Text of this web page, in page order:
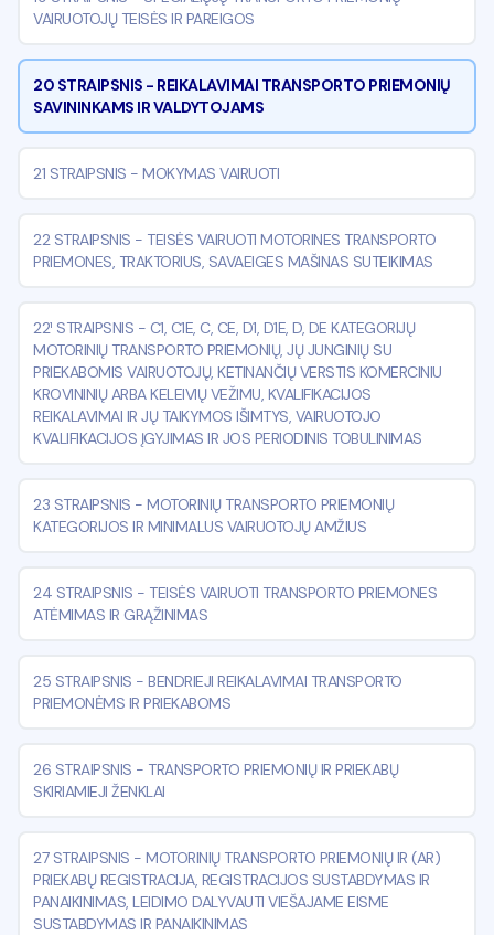
VAIRUOTOJŲ TEISĖS IR PAREIGOS
20 STRAIPSNIS - REIKALAVIMAI TRANSPORTO PRIEMONIŲ
SAVININKAMS IR VALDYTOJAMS
21 STRAIPSNIS - MOKYMAS VAIRUOTI
22 STRAIPSNIS - TEISĖS VAIRUOTI MOTORINES TRANSPORTO
PRIEMONES, TRAKTORIUS, SAVAEIGES MAŠINAS SUTEIKIMAS
22¹ STRAIPSNIS - C1, C1E, C, CE, D1, D1E, D, DE KATEGORIJŲ
MOTORINIŲ TRANSPORTO PRIEMONIŲ, JŲ JUNGINIŲ SU
PRIEKABOMIS VAIRUOTOJŲ, KETINANČIŲ VERSTIS KOMERCINIU
KROVININIŲ ARBA KELEIVIŲ VEŽIMU, KVALIFIKACIJOS
REIKALAVIMAI IR JŲ TAIKYMOS IŠIMTYS, VAIRUOTOJO
KVALIFIKACIJOS ĮGYJIMAS IR JOS PERIODINIS TOBULINIMAS
23 STRAIPSNIS - MOTORINIŲ TRANSPORTO PRIEMONIŲ
KATEGORIJOS IR MINIMALUS VAIRUOTOJŲ AMŽIUS
24 STRAIPSNIS - TEISĖS VAIRUOTI TRANSPORTO PRIEMONES
ATĖMIMAS IR GRĄŽINIMAS
25 STRAIPSNIS - BENDRIEJI REIKALAVIMAI TRANSPORTO
PRIEMONĖMS IR PRIEKABOMS
26 STRAIPSNIS - TRANSPORTO PRIEMONIŲ IR PRIEKABŲ
SKIRIAMIEJI ŽENKLAI
27 STRAIPSNIS - MOTORINIŲ TRANSPORTO PRIEMONIŲ IR (AR)
PRIEKABŲ REGISTRACIJA, REGISTRACIJOS SUSTABDYMAS IR
PANAIKINIMAS, LEIDIMO DALYVAUTI VIEŠAJAME EISME
SUSTABDYMAS IR PANAIKINIMAS